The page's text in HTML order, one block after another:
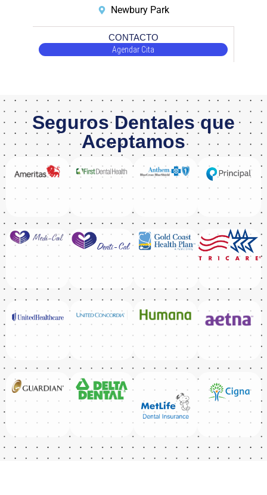
Newbury Park
CONTACTO
Agendar Cita
Seguros Dentales que
Aceptamos